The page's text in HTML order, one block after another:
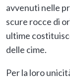
avvenuti nelle
scure rocce di
ultime
delle cime.
Per la loro